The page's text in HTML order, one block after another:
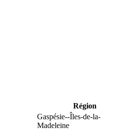
Région
Gaspésie--Îles-de-la-
Madeleine